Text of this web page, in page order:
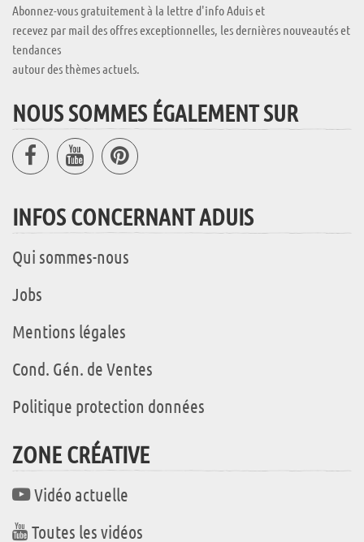
Abonnez-vous gratuitement à la lettre d'info Aduis et
recevez par mail des offres exceptionnelles, les dernières nouveautés et
tendances
autour des thèmes actuels.
NOUS SOMMES ÉGALEMENT SUR
INFOS CONCERNANT ADUIS
Qui sommes-nous
Jobs
Mentions légales
Cond. Gén. de Ventes
Politique protection données
ZONE CRÉATIVE
Vidéo actuelle
Toutes les vidéos